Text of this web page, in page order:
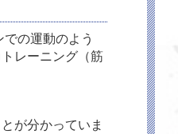
の運動のよう
レーニング（筋
が分かっていま